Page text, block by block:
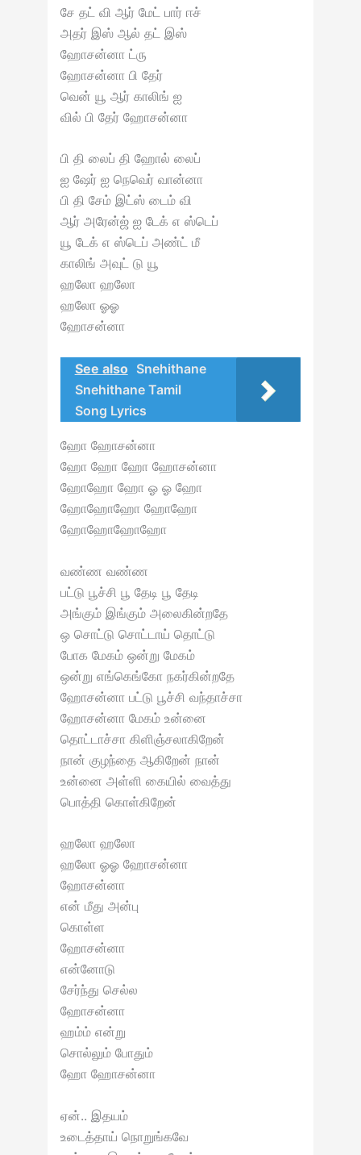
சே தட் வி ஆர் மேட் பார் ஈச்
அதர் இஸ் ஆல் தட் இஸ்
ஹோசன்னா ட்ரு
ஹோசன்னா பி தேர்
வென் யூ ஆர் காலிங் ஐ
வில் பி தேர் ஹோசன்னா
பி தி லைப் தி ஹோல் லைப்
ஐ ஷேர் ஐ நெவெர் வான்னா
பி தி சேம் இட்ஸ் டைம் வி
ஆர் அரேன்ஜ் ஐ டேக் எ ஸ்டெப்
யூ டேக் எ ஸ்டெப் அண்ட் மீ
காலிங் அவுட் டு யூ
ஹலோ ஹலோ
ஹலோ ஓஓ
ஹோசன்னா
See also Snehithane
Snehithane Tamil
Song Lyrics
ஹோ ஹோசன்னா
ஹோ ஹோ ஹோ ஹோசன்னா
ஹோஹோ ஹோ ஓ ஓ ஹோ
ஹோஹோஹோ ஹோஹோ
ஹோஹோஹோஹோ
வண்ண வண்ண
பட்டு பூச்சி பூ தேடி பூ தேடி
அங்கும் இங்கும் அலைகின்றதே
ஒ சொட்டு சொட்டாய் தொட்டு
போக மேகம் ஒன்று மேகம்
ஒன்று எங்கெங்கோ நகர்கின்றதே
ஹோசன்னா பட்டு பூச்சி வந்தாச்சா
ஹோசன்னா மேகம் உன்னை
தொட்டாச்சா கிளிஞ்சலாகிறேன்
நான் குழந்தை ஆகிறேன் நான்
உன்னை அள்ளி கையில் வைத்து
பொத்தி கொள்கிறேன்
ஹலோ ஹலோ
ஹலோ ஓஓ ஹோசன்னா
ஹோசன்னா
என் மீது அன்பு
கொள்ள
ஹோசன்னா
என்னோடு
சேர்ந்து செல்ல
ஹோசன்னா
ஹம்ம் என்று
சொல்லும் போதும்
ஹோ ஹோசன்னா
ஏன்.. இதயம்
உடைத்தாய் நொறுங்கவே